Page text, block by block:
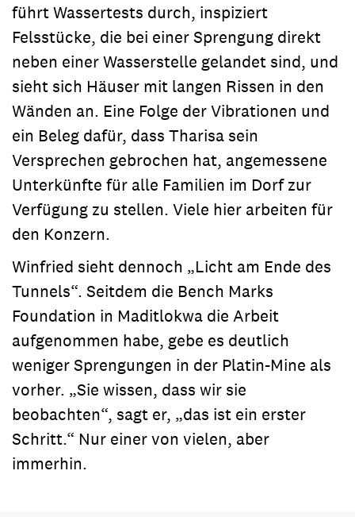
führt Wassertests durch, inspiziert
Felsstücke, die bei einer Sprengung direkt
neben einer Wasserstelle gelandet sind, und
sieht sich Häuser mit langen Rissen in den
Wänden an. Eine Folge der Vibrationen und
ein Beleg dafür, dass Tharisa sein
Versprechen gebrochen hat, angemessene
Unterkünfte für alle Familien im Dorf zur
Verfügung zu stellen. Viele hier arbeiten für
den Konzern.
Winfried sieht dennoch „Licht am Ende des
Tunnels“. Seitdem die Bench Marks
Foundation in Maditlokwa die Arbeit
aufgenommen habe, gebe es deutlich
weniger Sprengungen in der Platin-Mine als
vorher. „Sie wissen, dass wir sie
beobachten“, sagt er, „das ist ein erster
Schritt.“ Nur einer von vielen, aber
immerhin.